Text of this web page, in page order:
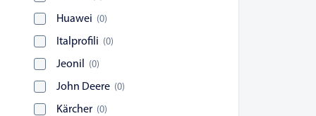
Huawei (0)
Italprofili (0)
Jeonil (0)
John Deere (0)
Kärcher (0)